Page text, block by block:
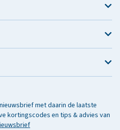
met daarin de laatste
kortingscodes en tips & advies van